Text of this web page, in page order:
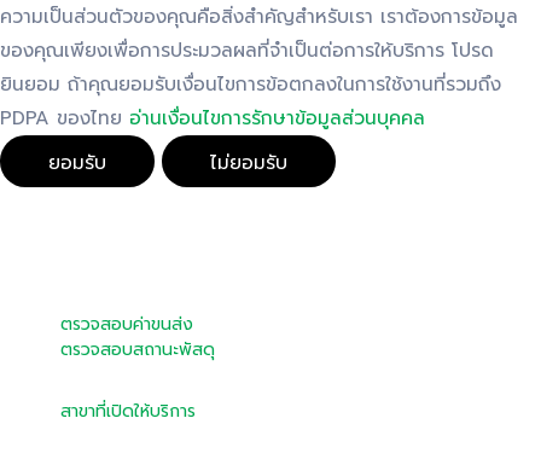
ความเป็นส่วนตัวของคุณคือสิ่งสำคัญสำหรับเรา เราต้องการข้อมูล
ของคุณเพียงเพื่อการประมวลผลที่จำเป็นต่อการให้บริการ โปรด
ยินยอม ถ้าคุณยอมรับเงื่อนไขการข้อตกลงในการใช้งานที่รวมถึง
PDPA ของไทย อ่านเงื่อนไขการรักษาข้อมูลส่วนบุคคล
ยอมรับ
ไม่ยอมรับ
ตรวจสอบค่าขนส่ง
ตรวจสอบสถานะพัสดุ
สาขาที่เปิดให้บริการ